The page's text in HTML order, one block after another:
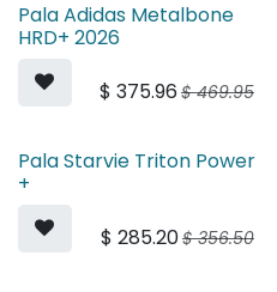
Pala Adidas Metalbone
HRD+ 2026
$ 375.96 $469.95
Pala Starvie Triton Power
+
$ 285.20$356.50